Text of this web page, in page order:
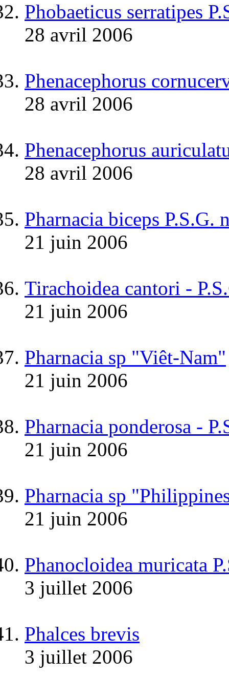
Phobaeticus serratipes
28 avril 2006
Phenacephorus
28 avril 2006
Phenacephorus
28 avril 2006
Pharnacia biceps P.S.G.
21 juin 2006
Tirachoidea cantori -
21 juin 2006
Pharnacia sp "Viêt-Nam"
21 juin 2006
Pharnacia ponderosa -
21 juin 2006
Pharnacia sp
21 juin 2006
Phanocloidea muricata
3 juillet 2006
Phalces brevis
3 juillet 2006